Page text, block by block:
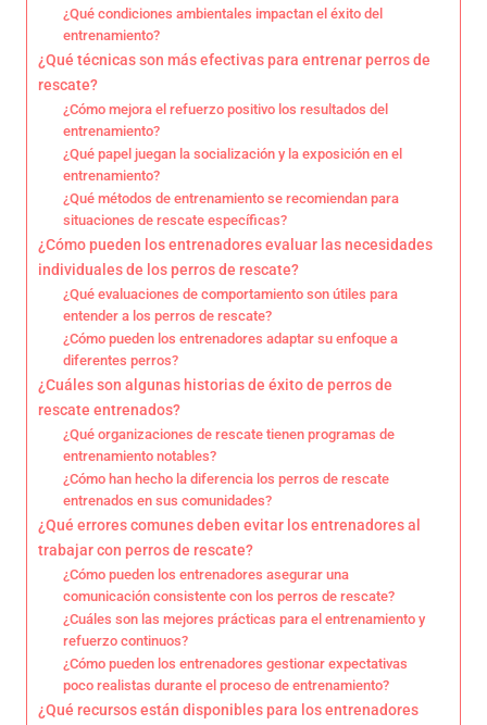
¿Qué condiciones ambientales impactan el éxito del
entrenamiento?
¿Qué técnicas son más efectivas para entrenar perros de
rescate?
¿Cómo mejora el refuerzo positivo los resultados del
entrenamiento?
¿Qué papel juegan la socialización y la exposición en el
entrenamiento?
¿Qué métodos de entrenamiento se recomiendan para
situaciones de rescate específicas?
¿Cómo pueden los entrenadores evaluar las necesidades
individuales de los perros de rescate?
¿Qué evaluaciones de comportamiento son útiles para
entender a los perros de rescate?
¿Cómo pueden los entrenadores adaptar su enfoque a
diferentes perros?
¿Cuáles son algunas historias de éxito de perros de
rescate entrenados?
¿Qué organizaciones de rescate tienen programas de
entrenamiento notables?
¿Cómo han hecho la diferencia los perros de rescate
entrenados en sus comunidades?
¿Qué errores comunes deben evitar los entrenadores al
trabajar con perros de rescate?
¿Cómo pueden los entrenadores asegurar una
comunicación consistente con los perros de rescate?
¿Cuáles son las mejores prácticas para el entrenamiento y
refuerzo continuos?
¿Cómo pueden los entrenadores gestionar expectativas
poco realistas durante el proceso de entrenamiento?
¿Qué recursos están disponibles para los entrenadores